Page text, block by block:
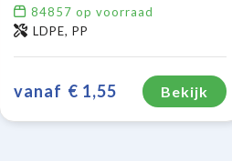
84857 op voorraad
LDPE, PP
vanaf € 1,55 Bekijk